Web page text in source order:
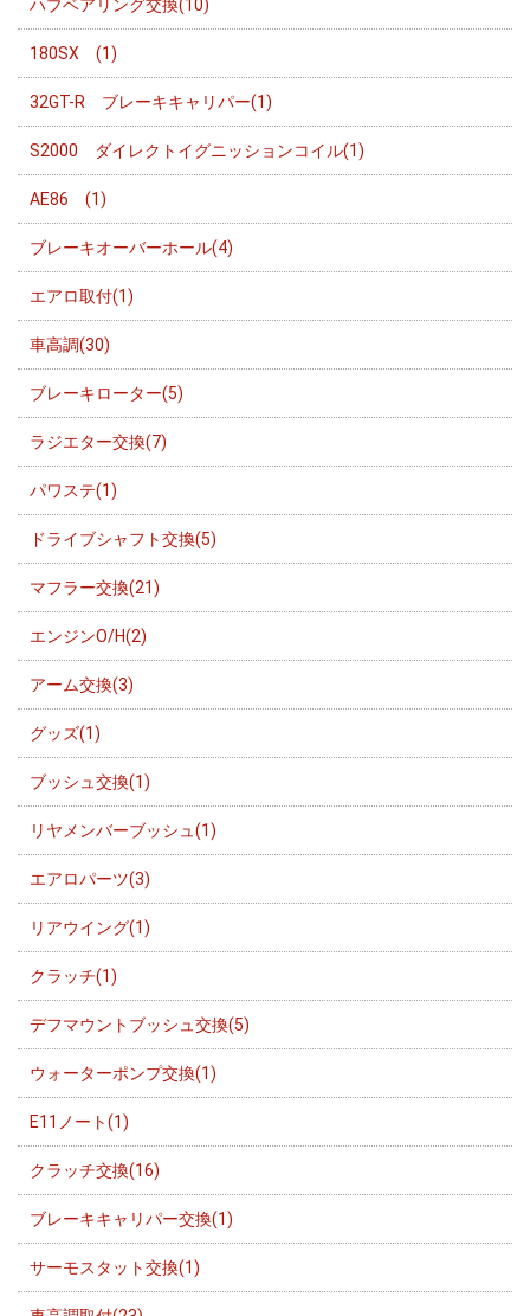
ハブベアリング交換(10)
180SX (1)
32GT-R ブレーキキャリパー(1)
S2000 ダイレクトイグニッションコイル(1)
AE86 (1)
ブレーキオーバーホール(4)
エアロ取付(1)
車高調(30)
ブレーキローター(5)
ラジエター交換(7)
パワステ(1)
ドライブシャフト交換(5)
マフラー交換(21)
エンジンO/H(2)
アーム交換(3)
グッズ(1)
ブッシュ交換(1)
リヤメンバーブッシュ(1)
エアロパーツ(3)
リアウイング(1)
クラッチ(1)
デフマウントブッシュ交換(5)
ウォーターポンプ交換(1)
E11ノート(1)
クラッチ交換(16)
ブレーキキャリパー交換(1)
サーモスタット交換(1)